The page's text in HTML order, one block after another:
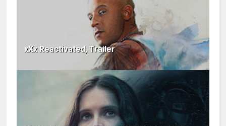
xXx Reactivated, Trailer